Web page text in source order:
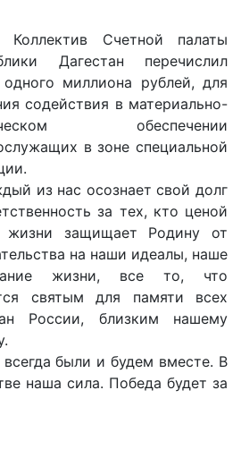
Счетной палаты
Дагестан перечислил
миллиона рублей, для
содействия в материально-
обеспечении
в зоне специальной
из нас осознает свой долг
за тех, кто ценой
жизни защищает Родину от
на наши идеалы, наше
жизни, все то, что
святым для памяти всех
России, близким нашему
были и будем вместе. В
наша сила. Победа будет за